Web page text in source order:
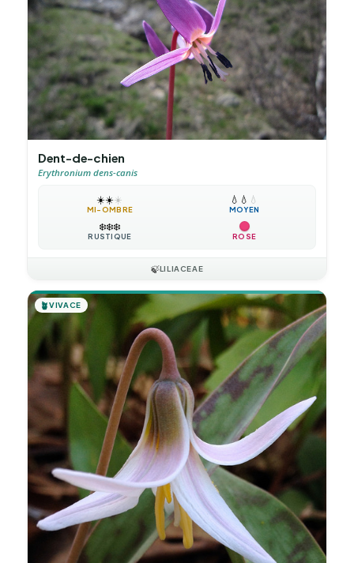
Dent-de-chien
Erythronium dens-canis
☀️☀️☀️
MI-OMBRE
💧 💧 💧
MOYEN
❄️❄️❄️
RUSTIQUE ROSE
🍃LILIACEAE
🪴VIVACE